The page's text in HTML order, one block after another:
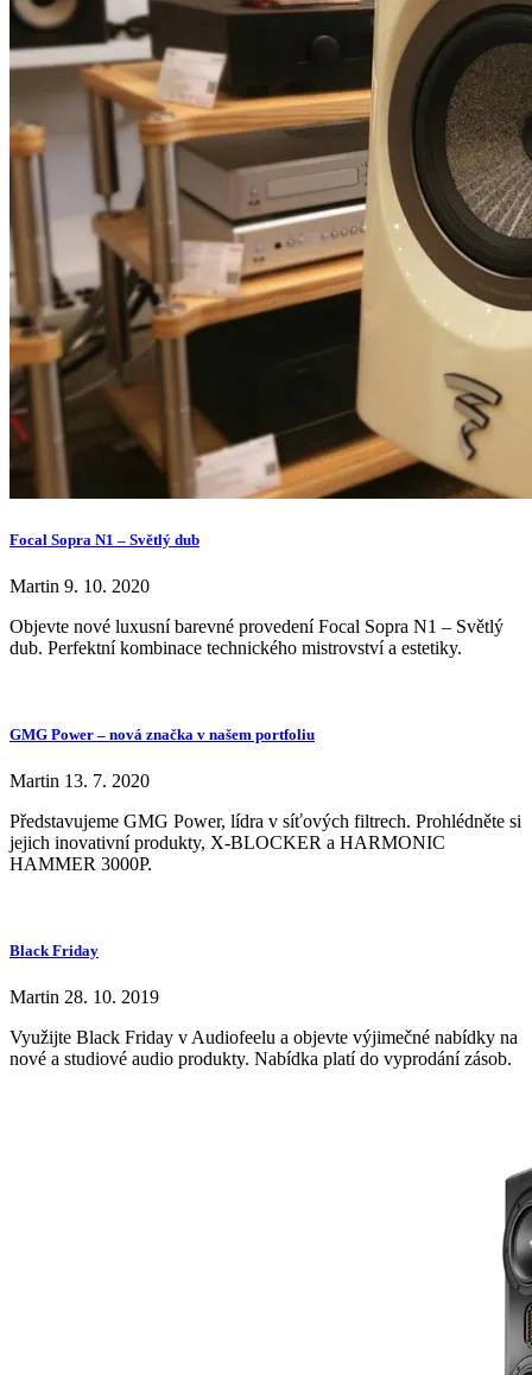
Focal Sopra N1 – Světlý dub
Martin 9. 10. 2020
Objevte nové luxusní barevné provedení Focal Sopra N1 – Světlý
dub. Perfektní kombinace technického mistrovství a estetiky.
GMG Power – nová značka v našem portfoliu
Martin 13. 7. 2020
Představujeme GMG Power, lídra v síťových filtrech. Prohlédněte si
jejich inovativní produkty, X-BLOCKER a HARMONIC
HAMMER 3000P.
Black Friday
Martin 28. 10. 2019
Využijte Black Friday v Audiofeelu a objevte výjimečné nabídky na
nové a studiové audio produkty. Nabídka platí do vyprodání zásob.